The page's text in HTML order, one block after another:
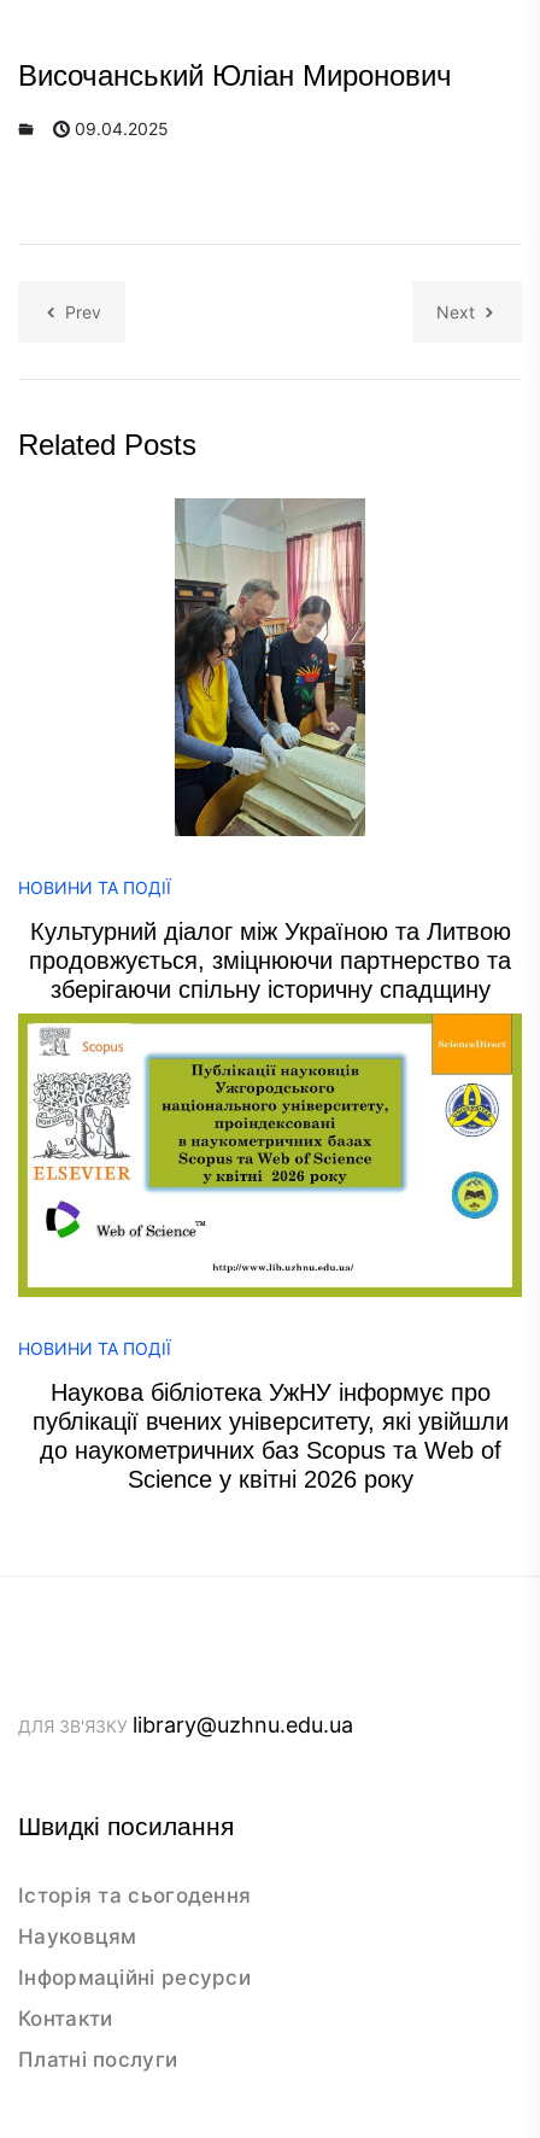
Височанський Юліан Миронович
09.04.2025
Prev Next
Related Posts
НОВИНИ ТА ПОДІЇ
Культурний діалог між Україною та Литвою
продовжується, зміцнюючи партнерство та
зберігаючи спільну історичну спадщину
НОВИНИ ТА ПОДІЇ
Наукова бібліотека УжНУ інформує про
публікації вчених університету, які увійшли
до наукометричних баз Scopus та Web of
Science у квітні 2026 року
ДЛЯ ЗВ'ЯЗКУ library@uzhnu.edu.ua
Швидкі посилання
Історія та сьогодення
Науковцям
Інформаційні ресурси
Контакти
Платні послуги